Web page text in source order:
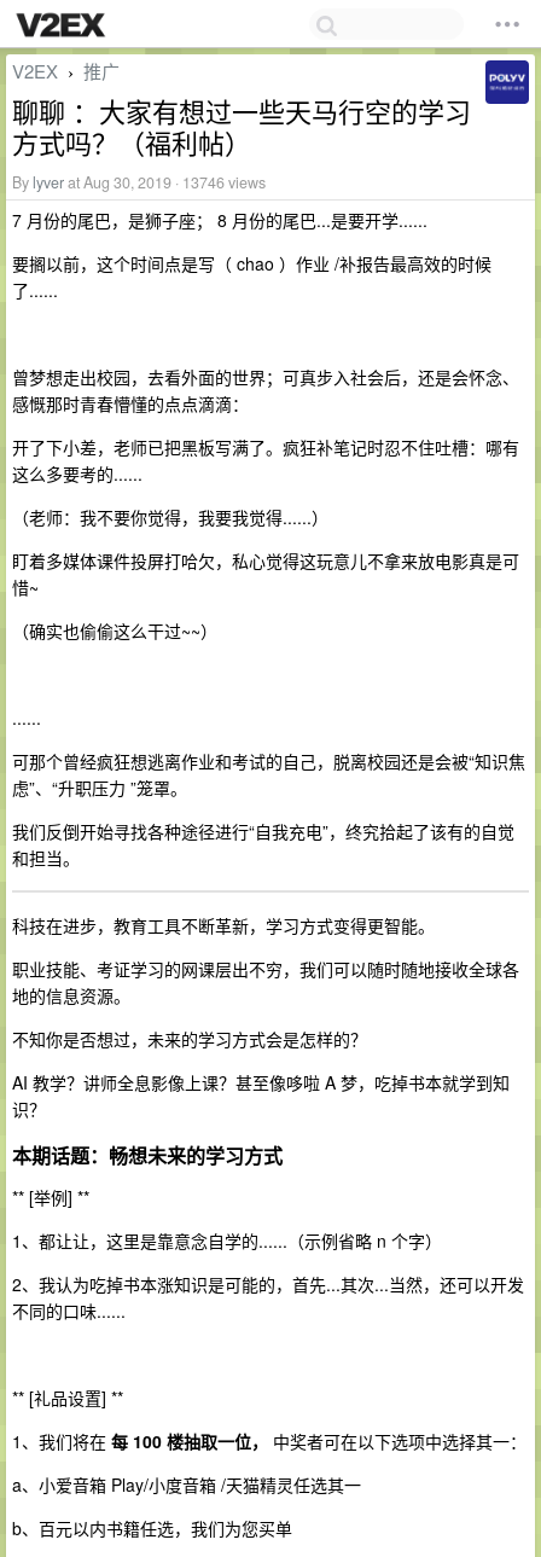
V2EX › 推广
聊聊 ：大家有想过一些天马行空的学习
方式吗？（福利帖）
By lyverat Aug 30, 2019 · 13746 views
7 月份的尾巴，是狮子座； 8 月份的尾巴...是要开学......
要搁以前，这个时间点是写（ chao ）作业 /补报告最高效的时候
了......
曾梦想走出校园，去看外面的世界；可真步入社会后，还是会怀念、
感慨那时青春懵懂的点点滴滴：
开了下小差，老师已把黑板写满了。疯狂补笔记时忍不住吐槽：哪有
这么多要考的......
（老师：我不要你觉得，我要我觉得......）
盯着多媒体课件投屏打哈欠，私心觉得这玩意儿不拿来放电影真是可
惜~
（确实也偷偷这么干过~~）
......
可那个曾经疯狂想逃离作业和考试的自己，脱离校园还是会被“知识焦
虑”、“升职压力 ”笼罩。
我们反倒开始寻找各种途径进行“自我充电”，终究拾起了该有的自觉
和担当。
科技在进步，教育工具不断革新，学习方式变得更智能。
职业技能、考证学习的网课层出不穷，我们可以随时随地接收全球各
地的信息资源。
不知你是否想过，未来的学习方式会是怎样的？
AI 教学？讲师全息影像上课？甚至像哆啦 A 梦，吃掉书本就学到知
识？
本期话题：畅想未来的学习方式
** [举例] **
1、都让让，这里是靠意念自学的......（示例省略 n 个字）
2、我认为吃掉书本涨知识是可能的，首先...其次...当然，还可以开发
不同的口味......
** [礼品设置] **
1、我们将在 每 100 楼抽取一位，
中奖者可在以下选项中选择其一：
a、小爱音箱 Play/小度音箱 /天猫精灵任选其一
b、百元以内书籍任选，我们为您买单